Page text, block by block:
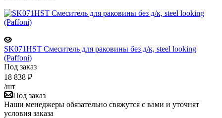
SK071HST Смеситель для раковины без д/к, steel looking
(Paffoni)
Под заказ
18 838 ₽
/шт
Под заказ
Наши менеджеры обязательно свяжутся с вами и уточнят
условия заказа